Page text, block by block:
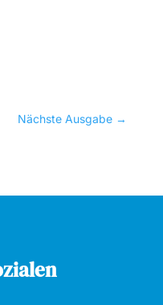
Nächste Ausgabe →